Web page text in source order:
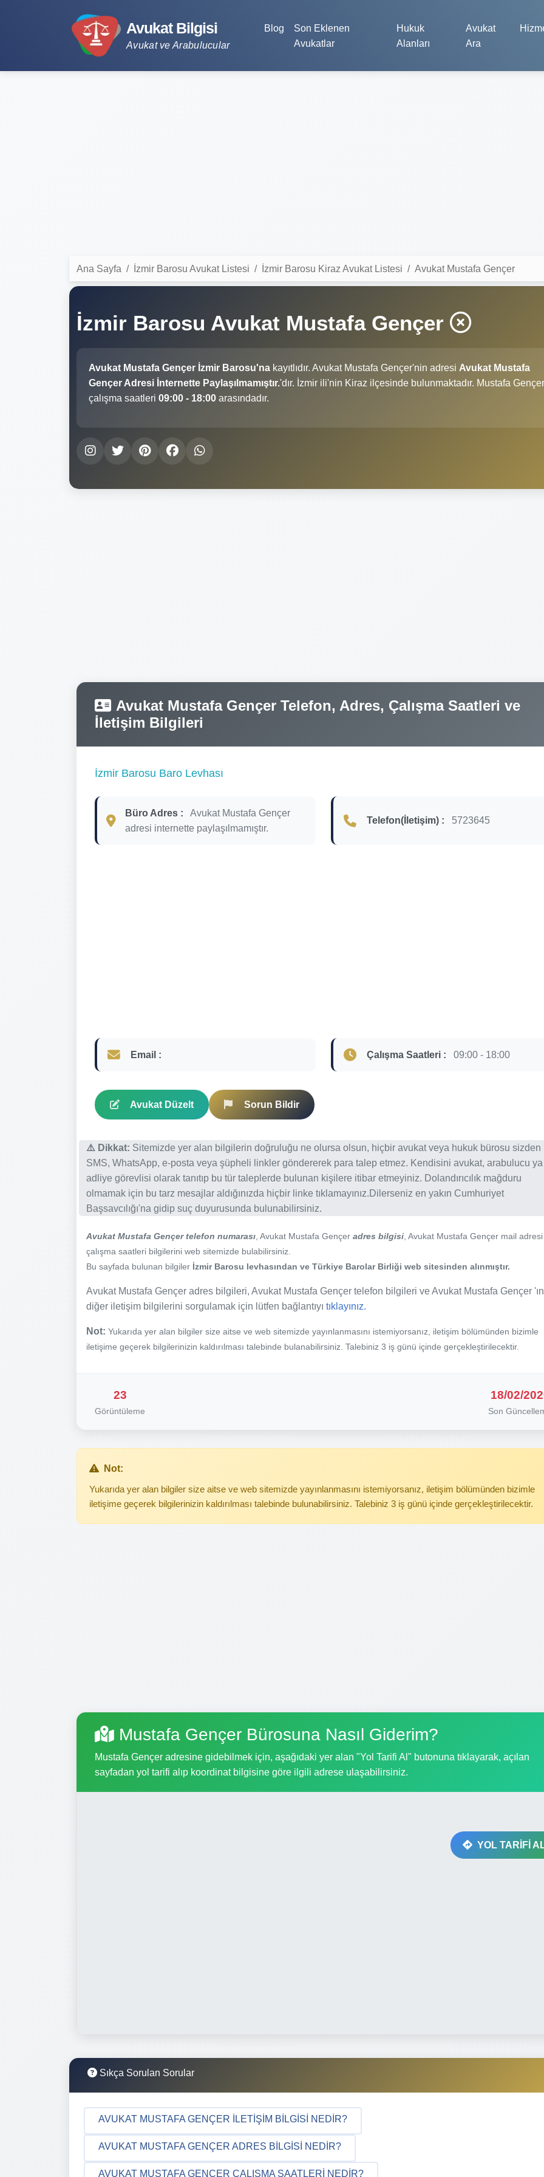
Avukat Bilgisi
Avukat ve Arabulucular
Blog
Son Eklenen
Avukatlar
Hukuk
Alanları
Avukat
Ara
Ana Sayfa İzmir Barosu Avukat Listesi İzmir Barosu Kiraz Avukat Listesi Avukat Mustafa Gençer
İzmir Barosu Avukat Mustafa Gençer
Avukat Mustafa Gençer İzmir Barosu'na kayıtlıdır. Avukat Mustafa Gençer'nin adresi Avukat Mustafa
Gençer Adresi İnternette Paylaşılmamıştır.'dır. İzmir ili'nin Kiraz ilçesinde bulunmaktadır. Mustafa Gençer
çalışma saatleri 09:00 - 18:00 arasındadır.
Avukat Mustafa Gençer Telefon, Adres, Çalışma Saatleri ve
İletişim Bilgileri
İzmir Barosu Baro Levhası
Büro Adres :
Avukat Mustafa Gençer
adresi internette paylaşılmamıştır.
Telefon(İletişim) : 5723645
Email : Çalışma Saatleri : 09:00 - 18:00
Avukat Düzelt Sorun Bildir
⚠️ Dikkat: Sitemizde yer alan bilgilerin doğruluğu ne olursa olsun, hiçbir avukat veya hukuk bürosu sizden
SMS, WhatsApp, e-posta veya şüpheli linkler göndererek para talep etmez. Kendisini avukat, arabulucu
adliye görevlisi olarak tanıtıp bu tür taleplerde bulunan kişilere itibar etmeyiniz. Dolandırıcılık mağduru
olmamak için bu tarz mesajlar aldığınızda hiçbir linke tıklamayınız.Dilerseniz en yakın Cumhuriyet
Başsavcılığı'na gidip suç duyurusunda bulunabilirsiniz.
Avukat Mustafa Gençer telefon numarası , Avukat Mustafa Gençer adres bilgisi , Avukat Mustafa Gençer mail
çalışma saatleri bilgilerini web sitemizde bulabilirsiniz.
Bu sayfada bulunan bilgiler İzmir Barosu levhasından ve Türkiye Barolar Birliği web sitesinden alınmıştır.
Avukat Mustafa Gençer adres bilgileri, Avukat Mustafa Gençer telefon bilgileri ve Avukat Mustafa Gençer 'ın
diğer iletişim bilgilerini sorgulamak için lütfen bağlantıyı tıklayınız.
Not: Yukarıda yer alan bilgiler size aitse ve web sitemizde yayınlanmasını istemiyorsanız, iletişim bölümünden bizimle
iletişime geçerek bilgilerinizin kaldırılması talebinde bulanabilirsiniz. Talebiniz 3 iş günü içinde gerçekleştirilecektir.
23
Görüntüleme
18/02/
Son
Not:
Yukarıda yer alan bilgiler size aitse ve web sitemizde yayınlanmasını istemiyorsanız, iletişim bölümünden bizimle
iletişime geçerek bilgilerinizin kaldırılması talebinde bulunabilirsiniz. Talebiniz 3 iş günü içinde gerçekleştirilecektir.
Mustafa Gençer Bürosuna Nasıl Giderim?
Mustafa Gençer adresine gidebilmek için, aşağıdaki yer alan "Yol Tarifi Al" butonuna tıklayarak, açılan
sayfadan yol tarifi alıp koordinat bilgisine göre ilgili adrese ulaşabilirsiniz.
YOL TARİFİ
Sıkça Sorulan Sorular
AVUKAT MUSTAFA GENÇER İLETIŞIM BILGISI NEDIR?
AVUKAT MUSTAFA GENÇER ADRES BILGISI NEDIR?
AVUKAT MUSTAFA GENÇER ÇALIŞMA SAATLERI NEDIR?